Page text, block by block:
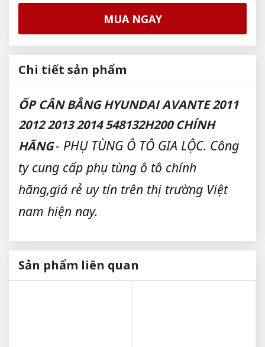
MUA NGAY
Chi tiết sản phẩm
ỐP CÂN BẰNG HYUNDAI AVANTE 2011
2012 2013 2014 548132H200 CHÍNH
HÃNG- PHỤ TÙNG Ô TÔ GIA LỘC. Công
ty cung cấp phụ tùng ô tô chính
hãng,giá rẻ uy tín trên thị trường Việt
nam hiện nay.
Sản phẩm liên quan